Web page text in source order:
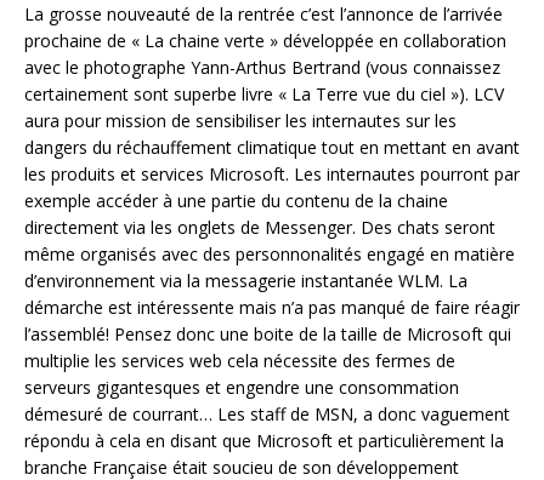
La grosse nouveauté de la rentrée c’est l’annonce de l’arrivée
prochaine de « La chaine verte » développée en collaboration
avec le photographe Yann-Arthus Bertrand (vous connaissez
certainement sont superbe livre « La Terre vue du ciel »). LCV
aura pour mission de sensibiliser les internautes sur les
dangers du réchauffement climatique tout en mettant en avant
les produits et services Microsoft. Les internautes pourront par
exemple accéder à une partie du contenu de la chaine
directement via les onglets de Messenger. Des chats seront
même organisés avec des personnonalités engagé en matière
d’environnement via la messagerie instantanée WLM. La
démarche est intéressente mais n’a pas manqué de faire réagir
l’assemblé! Pensez donc une boite de la taille de Microsoft qui
multiplie les services web cela nécessite des fermes de
serveurs gigantesques et engendre une consommation
démesuré de courrant… Les staff de MSN, a donc vaguement
répondu à cela en disant que Microsoft et particulièrement la
branche Française était soucieu de son développement